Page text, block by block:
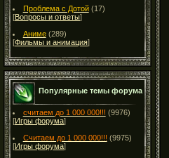
Проблема с Дотой (17)
[Вопросы и ответы]
Аниме (289)
[Фильмы и анимация]
Популярные темы форума
считаем до 1 000 000!!! (9976)
[Игры форума]
Считаем до 1 000 000!!! (9975)
[Игры форума]